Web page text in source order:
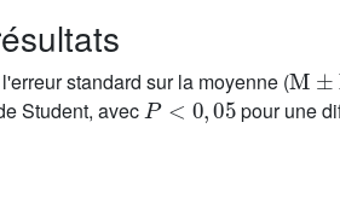
standard sur la moyenne (
Student, avec
P<0,05
pour une